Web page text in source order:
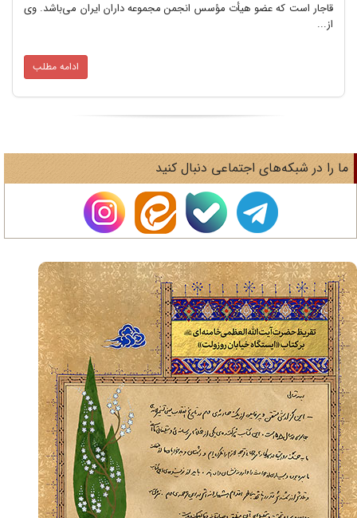
قاجار است که عضو هیأت مؤسس انجمن مجموعه داران ایران می‌باشد. وی
از...
ادامه مطلب
را در شبکه‌های اجتماعی دنبال کنید